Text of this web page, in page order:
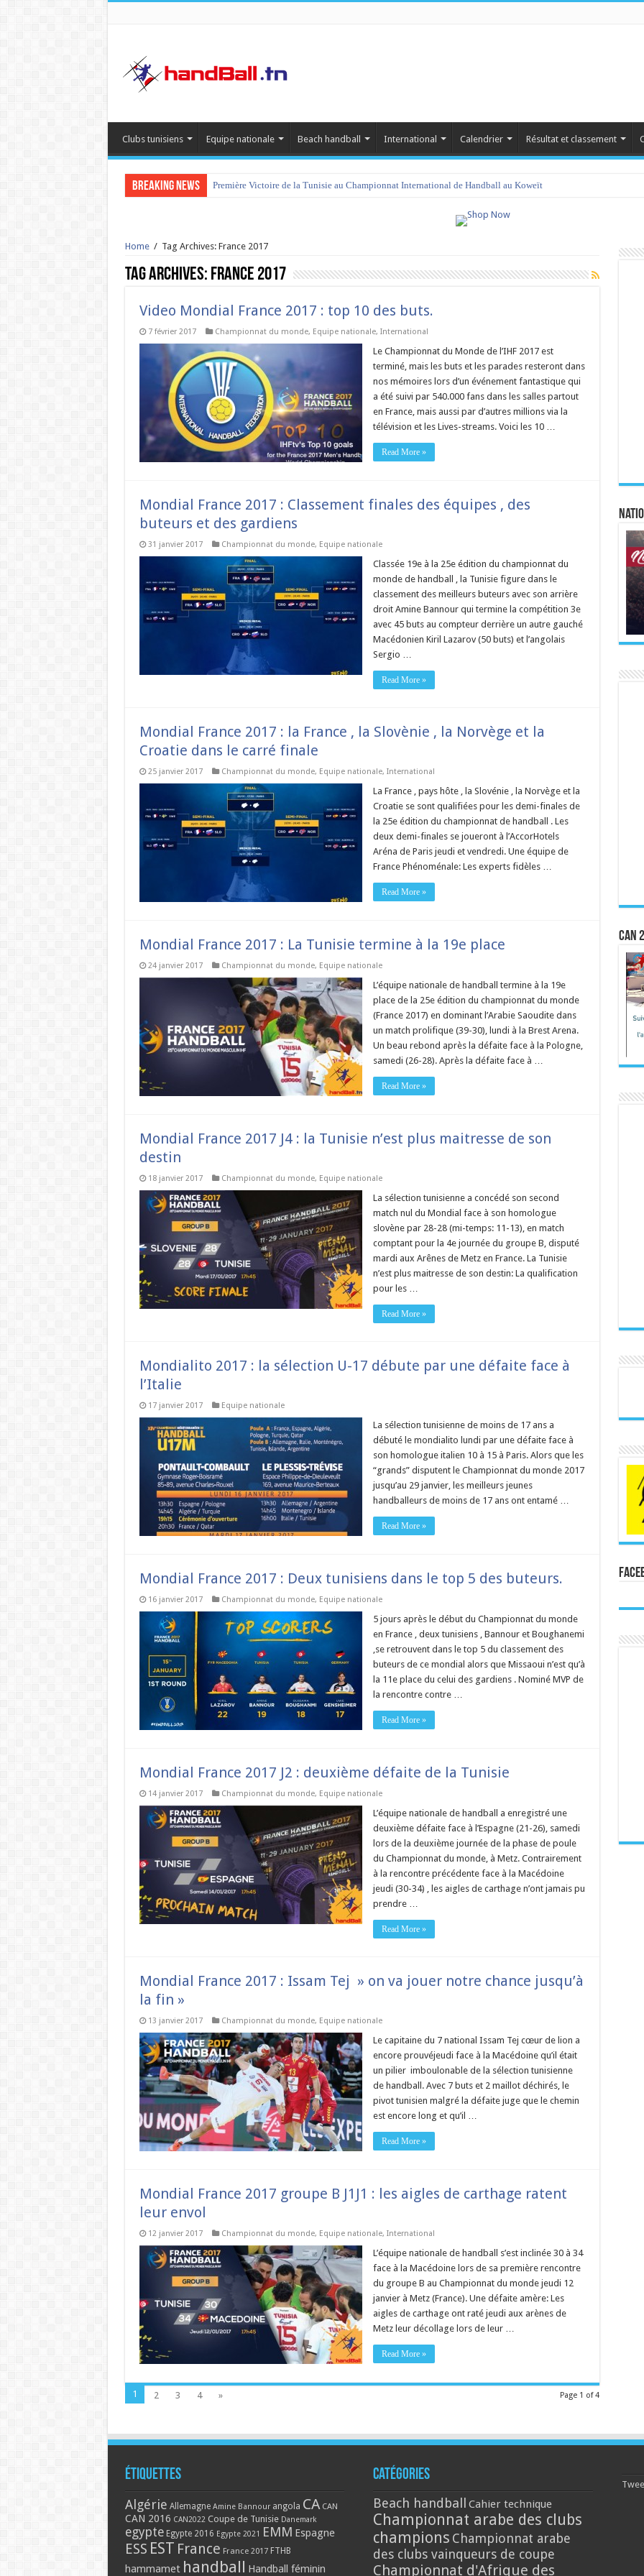
Clubs tunisiens Equipe nationale Beach handball International Calendrier Résultat et classement
Breaking News Première Victoire de la Tunisie au Championnat International de Handball au Koweït
tournoi international Hammamet 2023 : programme et liste des joueurs convoqués
Home / Tag Archives: France 2017
Tag Archives: France 2017
Video Mondial France 2017 : top 10 des buts.
7 février 2017 Championnat du monde, Equipe nationale, International
Le Championnat du Monde de l’IHF 2017 est
terminé, mais les buts et les parades resteront dans
nos mémoires lors d’un événement fantastique qui
a été suivi par 540.000 fans dans les salles partout
en France, mais aussi par d’autres millions via la
télévision et les Lives-streams. Voici les 10 …
Read More »
Mondial France 2017 : Classement finales des équipes , des
buteurs et des gardiens
31 janvier 2017 Championnat du monde, Equipe nationale
Classée 19e à la 25e édition du championnat du
monde de handball , la Tunisie figure dans le
classement des meilleurs buteurs avec son arrière
droit Amine Bannour qui termine la compétition 3e
avec 45 buts au compteur derrière un autre gauché
Macédonien Kiril Lazarov (50 buts) et l’angolais
Sergio …
Read More »
Mondial France 2017 : la France , la Slovènie , la Norvège et la
Croatie dans le carré finale
25 janvier 2017 Championnat du monde, Equipe nationale, International
La France , pays hôte , la Slovénie , la Norvège et la
Croatie se sont qualifiées pour les demi-finales de
la 25e édition du championnat de handball . Les
deux demi-finales se joueront à l’AccorHotels
Aréna de Paris jeudi et vendredi. Une équipe de
France Phénoménale: Les experts fidèles …
Read More »
Mondial France 2017 : La Tunisie termine à la 19e place
24 janvier 2017 Championnat du monde, Equipe nationale
L’équipe nationale de handball termine à la 19e
place de la 25e édition du championnat du monde
(France 2017) en dominant l’Arabie Saoudite dans
un match prolifique (39-30), lundi à la Brest Arena.
Un beau rebond après la défaite face à la Pologne,
samedi (26-28). Après la défaite face à …
Read More »
Mondial France 2017 J4 : la Tunisie n’est plus maitresse de son
destin
18 janvier 2017 Championnat du monde, Equipe nationale
La sélection tunisienne a concédé son second
match nul du Mondial face à son homologue
slovène par 28-28 (mi-temps: 11-13), en match
comptant pour la 4e journée du groupe B, disputé
mardi aux Arênes de Metz en France. La Tunisie
n’est plus maitresse de son destin: La qualification
pour les …
Read More »
Mondialito 2017 : la sélection U-17 débute par une défaite face à
l’Italie
17 janvier 2017 Equipe nationale
La sélection tunisienne de moins de 17 ans a
débuté le mondialito lundi par une défaite face à
son homologue italien 10 à 15 à Paris. Alors que les
“grands” disputent le Championnat du monde 2017
jusqu’au 29 janvier, les meilleurs jeunes
handballeurs de moins de 17 ans ont entamé …
Read More »
Mondial France 2017 : Deux tunisiens dans le top 5 des buteurs.
16 janvier 2017 Championnat du monde, Equipe nationale
5 jours après le début du Championnat du monde
en France , deux tunisiens , Bannour et Boughanemi
,se retrouvent dans le top 5 du classement des
buteurs de ce mondial alors que Missaoui n’est qu’à
la 11e place du celui des gardiens . Nominé MVP de
la rencontre contre …
Read More »
Mondial France 2017 J2 : deuxième défaite de la Tunisie
14 janvier 2017 Championnat du monde, Equipe nationale
L’équipe nationale de handball a enregistré une
deuxième défaite face à l’Espagne (21-26), samedi
lors de la deuxième journée de la phase de poule
du Championnat du monde, à Metz. Contrairement
à la rencontre précédente face à la Macédoine
jeudi (30-34) , les aigles de carthage n’ont jamais pu
prendre …
Read More »
Mondial France 2017 : Issam Tej » on va jouer notre chance jusqu’à
la fin »
13 janvier 2017 Championnat du monde, Equipe nationale
Le capitaine du 7 national Issam Tej cœur de lion a
encore prouvéjeudi face à la Macédoine qu’il était
un pilier imboulonable de la sélection tunisienne
de handball. Avec 7 buts et 2 maillot déchirés, le
pivot tunisien malgré la défaite juge que le chemin
est encore long et qu’il …
Read More »
Mondial France 2017 groupe B J1J1 : les aigles de carthage ratent
leur envol
12 janvier 2017 Championnat du monde, Equipe nationale, International
L’équipe nationale de handball s’est inclinée 30 à 34
face à la Macédoine lors de sa première rencontre
du groupe B au Championnat du monde jeudi 12
janvier à Metz (France). Une défaite amère: Les
aigles de carthage ont raté jeudi aux arènes de
Metz leur décollage lors de leur …
Read More »
Page 1 of 4
1 2 3 4 »
CAN
Étiquettes
Algérie Allemagne Amine Bannour angola CA CAN
CAN 2016 CAN2022 Coupe de Tunisie Danemark
egypte Egypte 2016 Egypte 2021 EMM Espagne
ESS EST France France 2017 FTHB
hammamet handball Handball féminin
Catégories
Beach handball Cahier technique
Championnat arabe des clubs
champions Championnat arabe
des clubs vainqueurs de coupe
Championnat d'Afrique des